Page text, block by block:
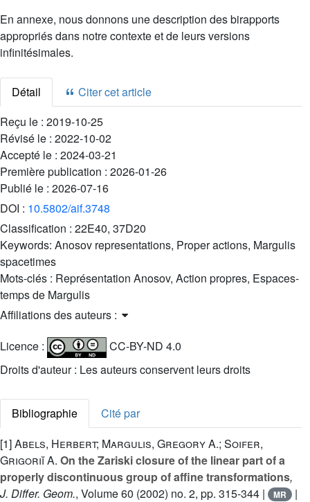
En annexe, nous donnons une description des birapports
appropriés dans notre contexte et de leurs versions
infinitésimales.
Détail
Citer cet article
Reçu le : 2019-10-25
Révisé le : 2022-10-02
Accepté le : 2024-03-21
Première publication : 2026-01-26
Publié le : 2026-07-16
DOI : 10.5802/aif.3748
Classification : 22E40, 37D20
Keywords: Anosov representations, Proper actions, Margulis
spacetimes
Mots-clés : Représentation Anosov, Action propres, Espaces-
temps de Margulis
Affiliations des auteurs :
Licence :
CC-BY-ND 4.0
Droits d'auteur : Les auteurs conservent leurs droits
Bibliographie
Cité par
[1]Abels, Herbert; Margulis, Gregory A.; Soifer,
Grigoriĭ A. On the Zariski closure of the linear part of a
properly discontinuous group of affine transformations,
J. Differ. Geom., Volume 60 (2002) no. 2, pp. 315-344 | MR |